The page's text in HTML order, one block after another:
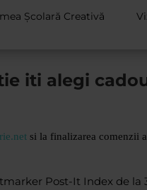
Școlară Creativă
iti alegi
si la finalizarea comenzii
Post-It Index de la